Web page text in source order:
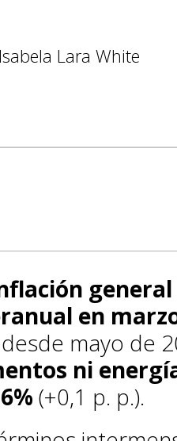
Isabela Lara White
en
mayo de
ni
(+0,1 p. p.).